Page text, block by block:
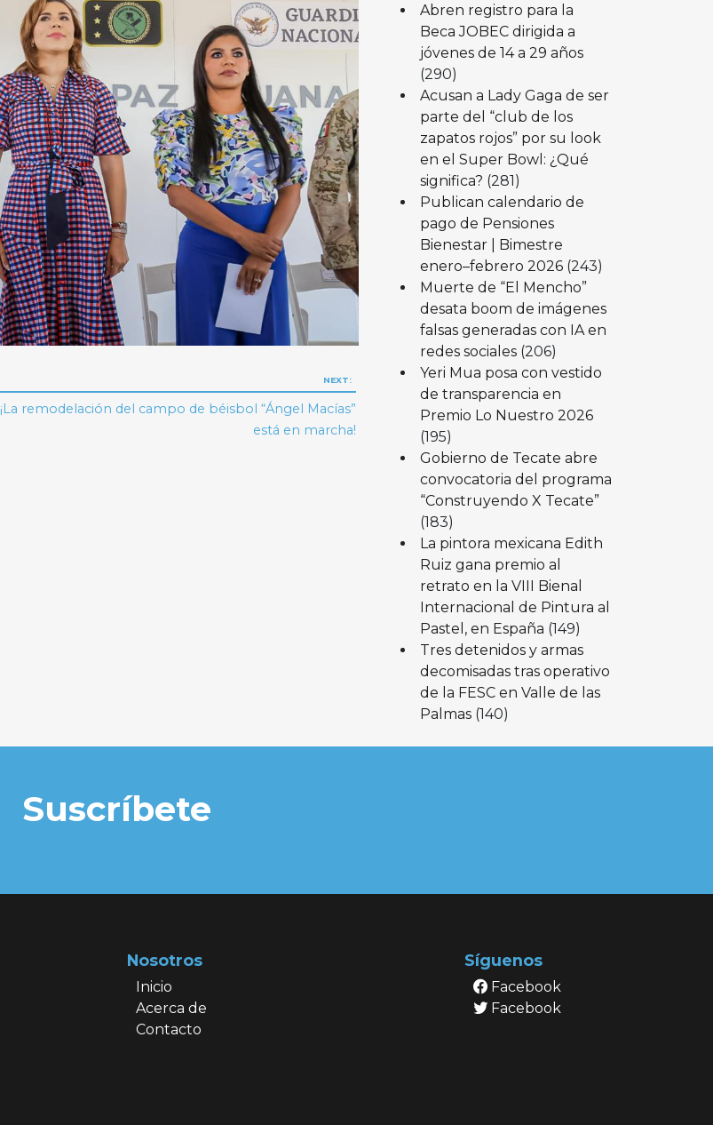
NEXT:
¡La remodelación del campo de béisbol “Ángel Macías”
está en marcha!
Abren registro para la
Beca JOBEC dirigida a
jóvenes de 14 a 29 años
(290)
Acusan a Lady Gaga de ser
parte del “club de los
zapatos rojos” por su look
en el Super Bowl: ¿Qué
significa? (281)
Publican calendario de
pago de Pensiones
Bienestar | Bimestre
enero–febrero 2026 (243)
Muerte de “El Mencho”
desata boom de imágenes
falsas generadas con IA en
redes sociales (206)
Yeri Mua posa con vestido
de transparencia en
Premio Lo Nuestro 2026
(195)
Gobierno de Tecate abre
convocatoria del programa
“Construyendo X Tecate”
(183)
La pintora mexicana Edith
Ruiz gana premio al
retrato en la VIII Bienal
Internacional de Pintura al
Pastel, en España (149)
Tres detenidos y armas
decomisadas tras operativo
de la FESC en Valle de las
Palmas (140)
Suscríbete
Nosotros
Inicio
Acerca de
Contacto
Síguenos
Facebook
Facebook